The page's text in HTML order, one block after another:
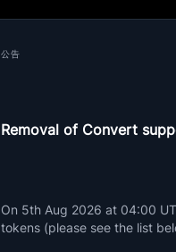
公告
Removal of Convert
On 5th Aug 2026 at 04:00
tokens (please see the list